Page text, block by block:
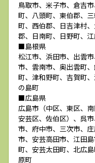
鳥取市、米子市、倉吉
町、八頭町、東伯郡、
町、西伯郡、日吉津村
郡、日南町、日野町、
■島根県
松江市、浜田市、出雲
市、雲南市、奥出雲町
町、津和野町、吉賀町
の島町
■広島県
広島市（中区、東区、
安芸区、佐伯区）、呉
市、府中市、三次市、
市、安芸高田市、江田
町、安芸太田町、北広
原町